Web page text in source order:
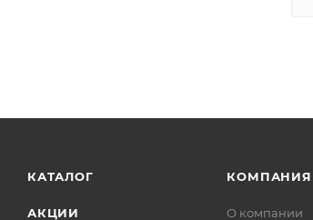
КАТАЛОГ
АКЦИИ
КОМПАНИЯ
О компании